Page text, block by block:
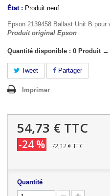
État : Produit neuf
Epson 2139458 Ballast Unit B pour
Produit original Epson
Quantité disponible : 0 Produit →
Tweet Partager
Imprimer
54,73 € TTC
-24 % 72,12 €TTC
Quantité